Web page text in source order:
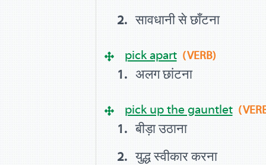
सावधानी से छाँटना
pick apart (VERB)
अलग छांटना
pick up the gauntlet
बीड़ा उठाना
युद्ध स्वीकार करना